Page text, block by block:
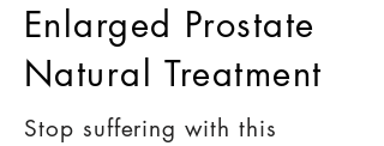
Enlarged Prostate
Natural Treatment
Stop suffering with this